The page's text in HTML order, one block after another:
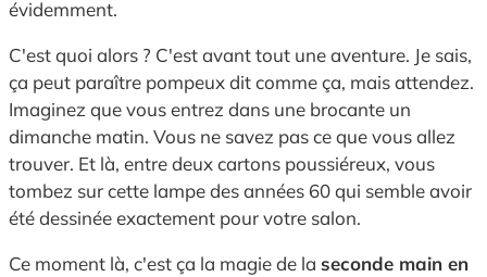
évidemment.
C'est quoi alors ? C'est avant tout une aventure. Je sais,
ça peut paraître pompeux dit comme ça, mais attendez.
Imaginez que vous entrez dans une brocante un
dimanche matin. Vous ne savez pas ce que vous allez
trouver. Et là, entre deux cartons poussiéreux, vous
tombez sur cette lampe des années 60 qui semble avoir
été dessinée exactement pour votre salon.
Ce moment là, c'est ça la magie de la seconde main en